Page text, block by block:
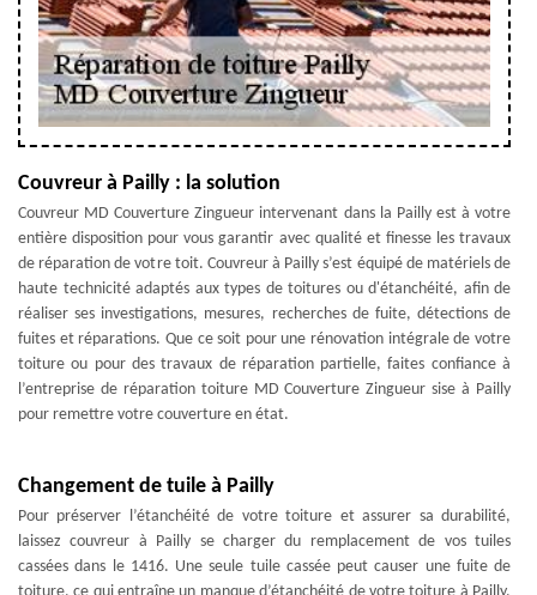
Couvreur à Pailly : la solution
Couvreur MD Couverture Zingueur intervenant dans la Pailly est à votre
entière disposition pour vous garantir avec qualité et finesse les travaux
de réparation de votre toit. Couvreur à Pailly s’est équipé de matériels de
haute technicité adaptés aux types de toitures ou d'étanchéité, afin de
réaliser ses investigations, mesures, recherches de fuite, détections de
fuites et réparations. Que ce soit pour une rénovation intégrale de votre
toiture ou pour des travaux de réparation partielle, faites confiance à
l’entreprise de réparation toiture MD Couverture Zingueur sise à Pailly
pour remettre votre couverture en état.
Changement de tuile à Pailly
Pour préserver l’étanchéité de votre toiture et assurer sa durabilité,
laissez couvreur à Pailly se charger du remplacement de vos tuiles
cassées dans le 1416. Une seule tuile cassée peut causer une fuite de